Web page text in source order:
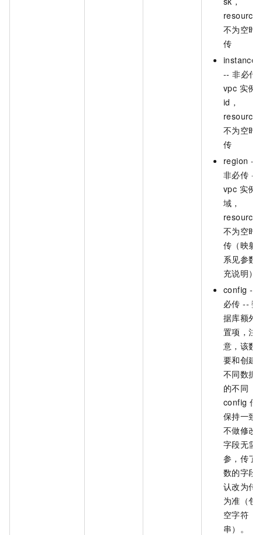
resource
不为空时
传
-- 非必传
vpc 实例
id，
resource
不为空时
传
region --
非必传 --
vpc 实例
域，
resource
不为空时
传（映射
系见参数
充说明）
config --
必传 -- 数
据库额外
置项，注
意，该数
要和创建
不同数据
的不同
config 传
保持一致
不做修改
字段无需
参，传了
数的字段
认改为传
为准（包
空字符
串）。